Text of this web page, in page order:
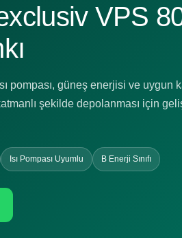
VPS
pompası, güneş enerjisi ve uygun
şekilde depolanması için
Isı Pompası Uyumlu B Enerji Sınıfı